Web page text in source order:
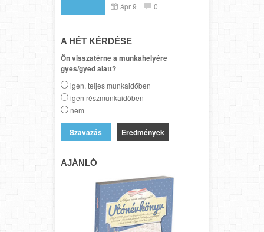
ápr 9 0
A HÉT KÉRDÉSE
Ön visszatérne a munkahelyére
gyes/gyed alatt?
igen, teljes munkaidőben
igen részmunkaidőben
nem
Eredmények
AJÁNLÓ